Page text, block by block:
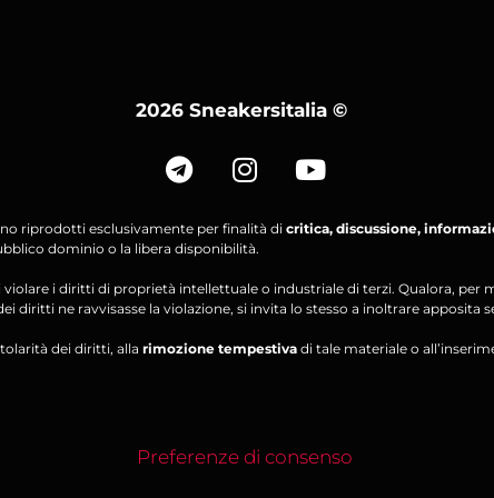
2026 Sneakersitalia©
riprodotti esclusivamente per finalità di critica, discussione,
dominio o la libera disponibilità.
violare i diritti di proprietà intellettuale o industriale di terzi. Qualora,
diritti ne ravvisasse la violazione, si invita lo stesso a inoltrare apposita
dei diritti, alla rimozione tempestiva di tale materiale o
Preferenze di consenso